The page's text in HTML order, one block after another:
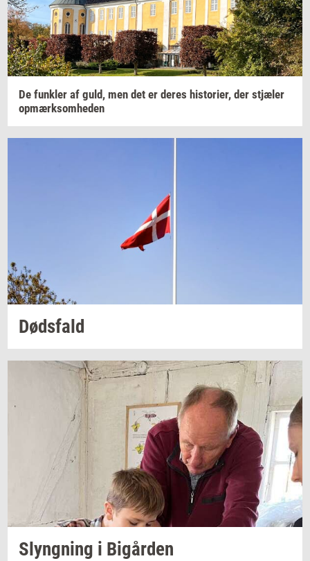
De funk­ler af guld, men det er deres hi­sto­ri­er, der stjæ­ler
op­mærk­som­he­den
Døds­fald
Slyng­ning i Bi­går­den